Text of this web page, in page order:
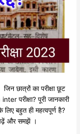
छात्रों का परीक्षा छूट
परीक्षा? पूरी जानकारी
बहुत ही महत्वपूर्ण है?
और समझें ।